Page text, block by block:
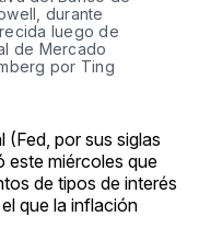
durante
luego de
de Mercado
por Ting
(Fed, por sus siglas
este miércoles que
de tipos de interés
que la inflación